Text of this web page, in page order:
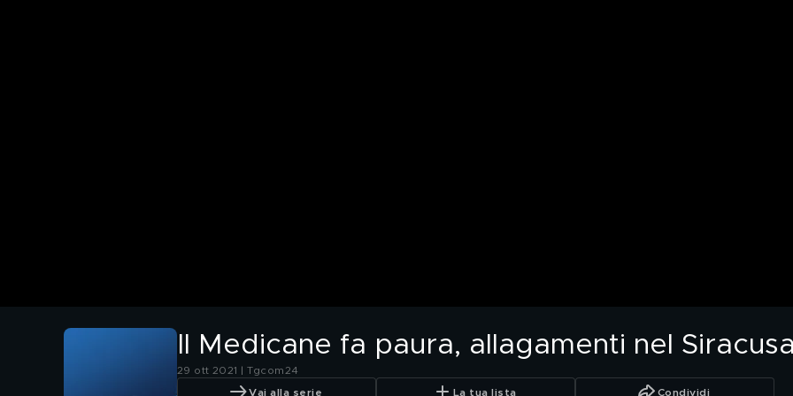
Il Medicane fa paura, allagamenti nel
29 ott 2021 | Tgcom24
Vai alla serie La tua lista Condividi